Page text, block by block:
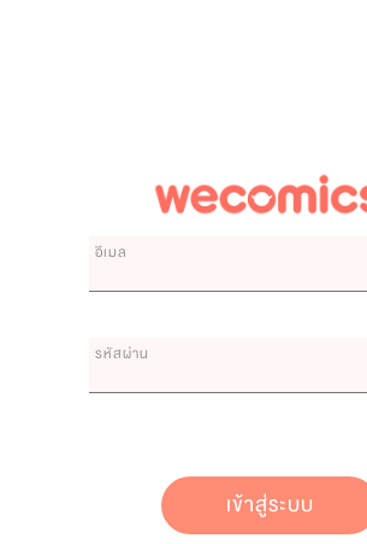
อีเมล
รหัสผ่าน
เข้าสู่ระบบ